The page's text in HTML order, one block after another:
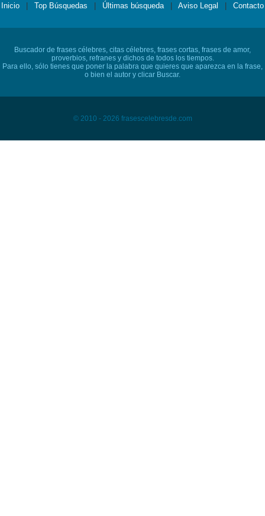
Inicio Top Búsquedas Últimas búsqueda Aviso Legal Contacto
Buscador de frases célebres, citas célebres, frases cortas, frases de amor,
proverbios, refranes y dichos de todos los tiempos.
Para ello, sólo tienes que poner la palabra que quieres que aparezca en la frase,
o bien el autor y clicar Buscar.
© 2010 - 2026 frasescelebresde.com